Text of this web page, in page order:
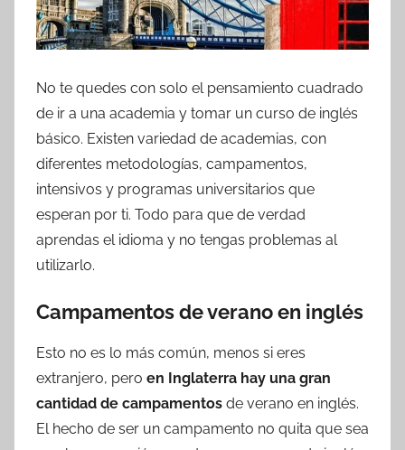
No te quedes con solo el pensamiento cuadrado
de ir a una academia y tomar un curso de inglés
básico. Existen variedad de academias, con
diferentes metodologías, campamentos,
intensivos y programas universitarios que
esperan por ti. Todo para que de verdad
aprendas el idioma y no tengas problemas al
utilizarlo.
Campamentos de verano en inglés
Esto no es lo más común, menos si eres
extranjero, pero en Inglaterra hay una gran
cantidad de campamentos de verano en inglés.
El hecho de ser un campamento no quita que sea